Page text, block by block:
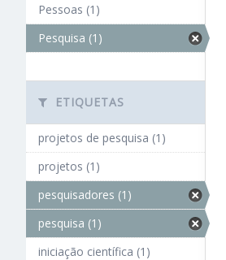
Pessoas (1)
Pesquisa (1)
ETIQUETAS
projetos de pesquisa (1)
projetos (1)
pesquisadores (1)
pesquisa (1)
iniciação científica (1)